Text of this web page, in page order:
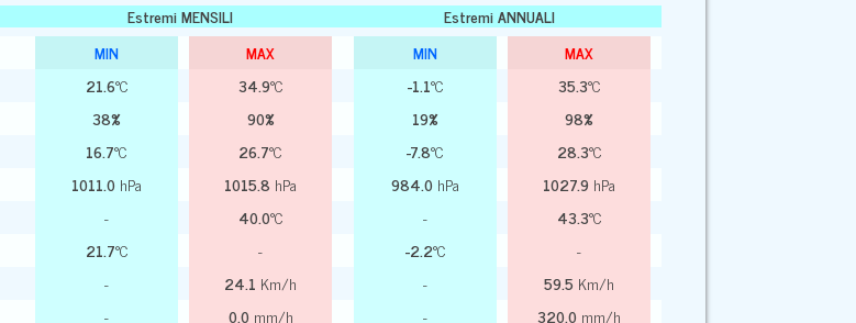
Estremi MENSILI
MIN
MAX
21.6°C 34.9°C
38%
90%
16.7°C 26.7°C
1011.0 hPa 1015.8 hPa
- 40.0°C
21.7°C
-
- 24.1 Km/h
- 0.0 mm/h
Estremi ANNUALI
MIN
MAX
-1.1°C 35.3°C
19%
98%
-7.8°C 28.3°C
984.0 hPa 1027.9 hPa
-
43.3°C
-2.2°C
-
-
59.5 Km/h
-
320.0 mm/h